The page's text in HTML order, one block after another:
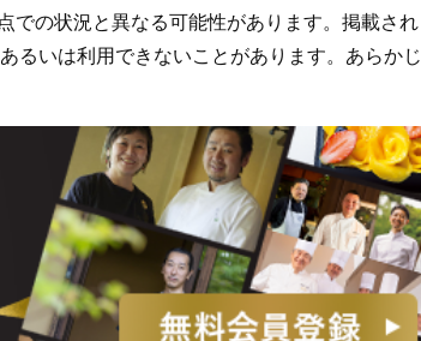
での状況と異なる可能性があります。掲載され
るいは利用できないことがあります。あらかじ